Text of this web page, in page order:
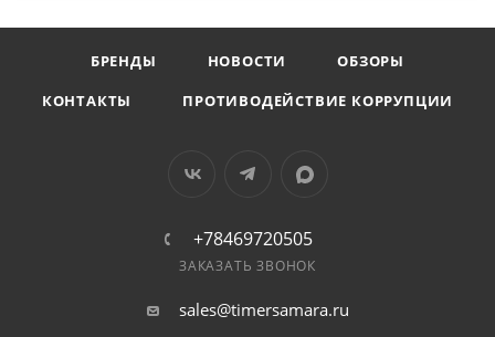
БРЕНДЫ НОВОСТИ
ОБЗОРЫ
КОНТАКТЫ
ПРОТИВОДЕЙСТВИЕ КОРРУПЦИИ
+78469720505
ЗАКАЗАТЬ ЗВОНОК
sales@timersamara.ru